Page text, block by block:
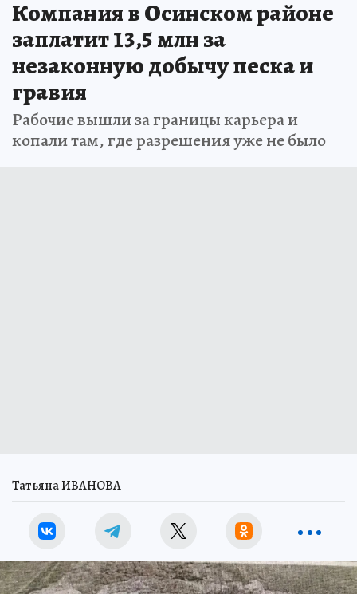
Компания в Осинском районе
заплатит 13,5 млн за
незаконную добычу песка и
гравия
Рабочие вышли за границы карьера и
копали там, где разрешения уже не было
Татьяна ИВАНОВА